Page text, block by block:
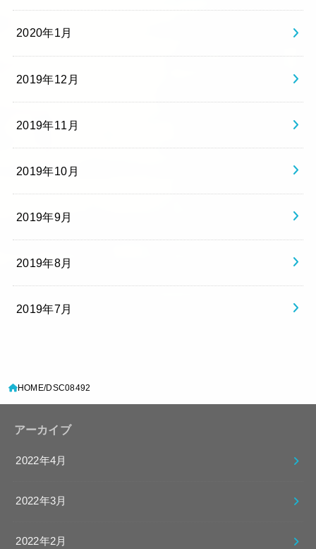
2020年1月
2019年12月
2019年11月
2019年10月
2019年9月
2019年8月
2019年7月
HOME DSC08492
アーカイブ
2022年4月
2022年3月
2022年2月